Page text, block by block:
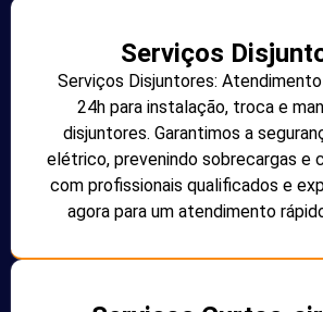
Serviços
Serviços Disjuntores:
24h para instalação, troca e
disjuntores. Garantimos a
elétrico, prevenindo sobrecargas e
com profissionais qualificados e
agora para um atendimento